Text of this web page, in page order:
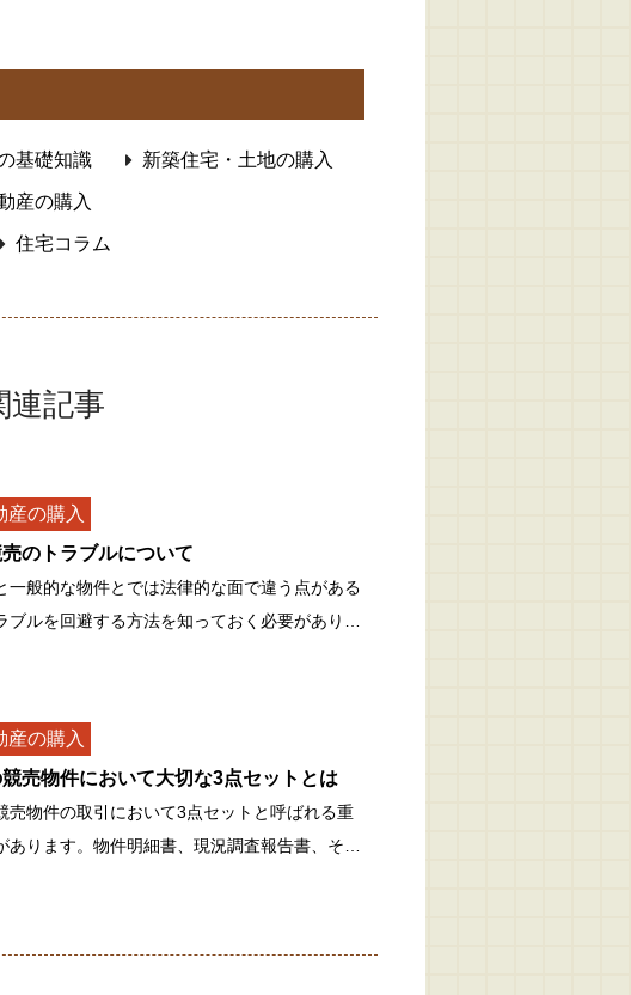
基礎知識 新築住宅・土地の購入
産の購入
住宅コラム
連記事
産の購入
のトラブルについて
一般的な物件とでは法律的な面で違う点がある
ブルを回避する方法を知っておく必要があり…
産の購入
売物件において大切な3点セットとは
売物件の取引において3点セットと呼ばれる重
あります。物件明細書、現況調査報告書、そ…